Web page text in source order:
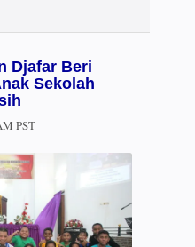
Djafar Beri
Sekolah
PST